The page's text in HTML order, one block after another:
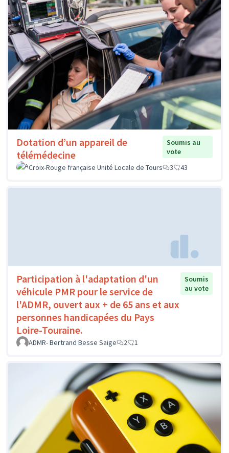
Dotation d’un appareil de
télémédecine
Soumis au
vote
Croix-Rouge française Unité Locale de Tours
3 43
Participation à l'adaptation d'un
véhicule PMR pour le service de
l'ADMR, ouvert aux + de 65 ans et aux
personnes handicapées du Pays
Loire-Touraine.
Soumis
au vote
ADMR- Bertrand Besse Saige 2 1